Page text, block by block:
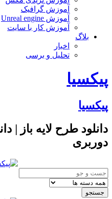
آموزش گرافیک
آموزش Unreal engine
آموزش کار با سایت
بلاگ
اخبار
تحلیل و برسی
طرح لایه باز |